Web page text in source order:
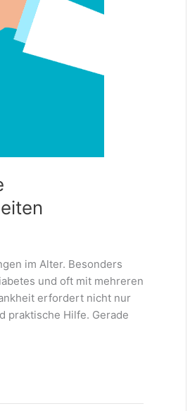
im Alter. Besonders
und oft mit mehreren
erfordert nicht nur
praktische Hilfe. Gerade